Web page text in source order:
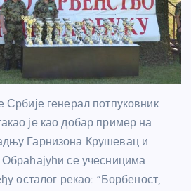
Србије генерал потпуковник
је као добар пример на
Гарнизона Крушевац и
се учесницима
осталог рекао: “Борбеност,